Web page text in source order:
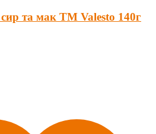
та мак TM Valesto 140г